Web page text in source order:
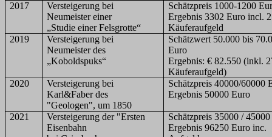
2017
Versteigerung bei
Neumeister einer
„Studie einer Felsgrotte“
Schätzpreis 1000-1200
Ergebnis 3302 Euro incl.
Käuferaufgeld
2019
Versteigerung bei
Neumeister des
„Koboldspuks“
Schätzwert 50.000 bis
Euro
Ergebnis: € 82.550 (inkl.
Käuferaufgeld)
2020
Versteigerung bei
Karl&Faber des
"Geologen", um 1850
Schätzpreis 40000/60000
Ergebnis 50000 Euro
2021
Versteigerung der "Ersten
Eisenbahn
Schätzpreis 35000 /
Ergebnis 96250 Euro inc.